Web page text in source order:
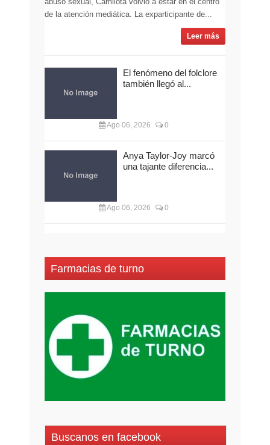
de la atención mediática. La exparticipante de...
Leer más
El fenómeno del folclore
también llegó al...
Ago 06, 2026 0
Anya Taylor-Joy marcó
una tajante diferencia...
Ago 06, 2026 0
Farmacias de turno
Buscanos en facebook